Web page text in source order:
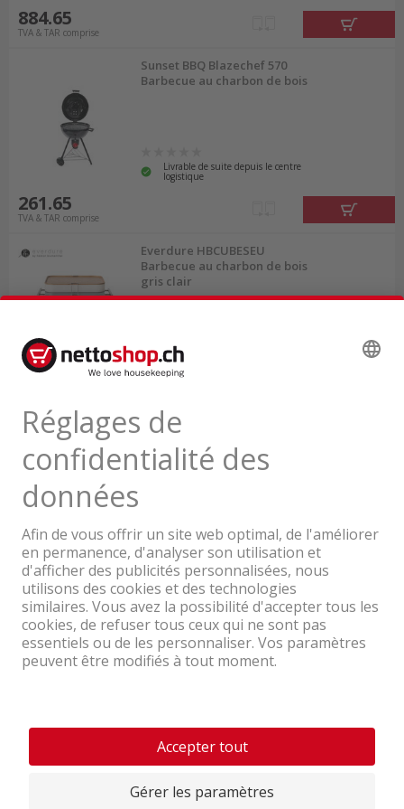
884.65
TVA & TAR comprise
Sunset BBQ Blazechef 570
Barbecue au charbon de bois
Livrable de suite depuis le centre
logistique
261.65
TVA & TAR comprise
Everdure HBCUBESEU
Barbecue au charbon de bois
gris clair
192.40
TVA & TAR comprise
Une entreprise du Groupe Coop